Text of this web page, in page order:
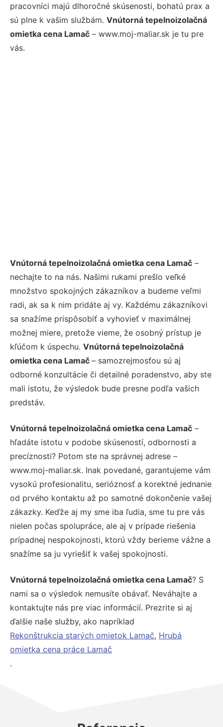
pracovníci majú dlhoročné skúsenosti, bohatú prax a
sú plne k vašim službám. Vnútorná tepelnoizolačná
omietka cena Lamač – www.moj-maliar.sk je tu pre
vás.
Vnútorná tepelnoizolačná omietka cena Lamač –
nechajte to na nás. Našimi rukami prešlo veľké
množstvo spokojných zákazníkov a budeme veľmi
radi, ak sa k nim pridáte aj vy. Každému zákazníkovi
sa snažíme prispôsobiť a vyhovieť v maximálnej
možnej miere, pretože vieme, že osobný prístup je
kľúčom k úspechu. Vnútorná tepelnoizolačná
omietka cena Lamač – samozrejmosťou sú aj
odborné konzultácie či detailné poradenstvo, aby ste
mali istotu, že výsledok bude presne podľa vašich
predstáv.
Vnútorná tepelnoizolačná omietka cena Lamač –
hľadáte istotu v podobe skúseností, odbornosti a
precíznosti? Potom ste na správnej adrese –
www.moj-maliar.sk. Inak povedané, garantujeme vám
vysokú profesionalitu, serióznosť a korektné jednanie
od prvého kontaktu až po samotné dokončenie vašej
zákazky. Keďže aj my sme iba ľudia, sme tu pre vás
nielen počas spolupráce, ale aj v prípade riešenia
prípadnej nespokojnosti, ktorú vždy berieme vážne a
snažíme sa ju vyriešiť k vašej spokojnosti.
Vnútorná tepelnoizolačná omietka cena Lamač? S
nami sa o výsledok nemusíte obávať. Neváhajte a
kontaktujte nás pre viac informácií. Prezrite si aj
ďalšie naše služby, ako napríklad
Rekonštrukcia starých omietok Lamač, Hrubá
omietka cena práce Lamač
.